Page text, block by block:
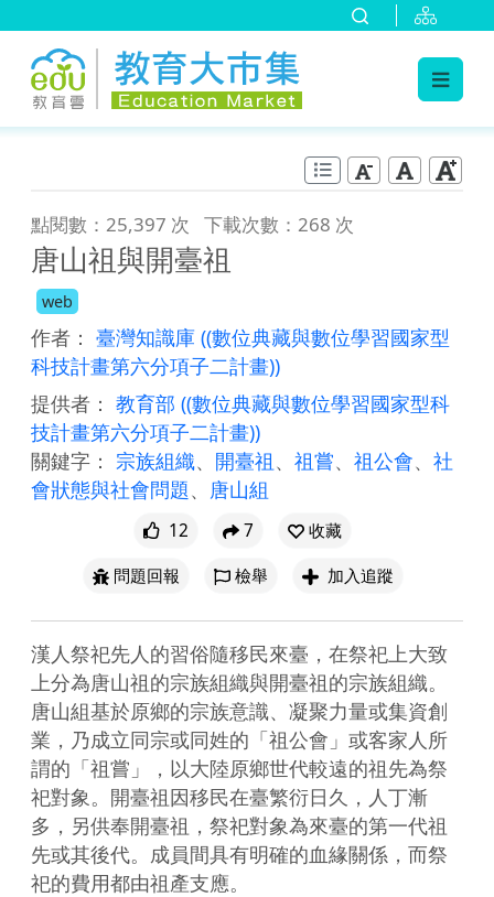
點閱數：25,397 次 下載次數：268 次
唐山祖與開臺祖
web
作者： 臺灣知識庫 ((數位典藏與數位學習國家型
科技計畫第六分項子二計畫))
提供者： 教育部 ((數位典藏與數位學習國家型科
技計畫第六分項子二計畫))
關鍵字： 宗族組織、 開臺祖 、 祖嘗、 祖公會、 社
會狀態與社會問題、 唐山組
12 7
收藏
問題回報
檢舉 加入追蹤
漢人祭祀先人的習俗隨移民來臺，在祭祀上大致
上分為唐山祖的宗族組織與開臺祖的宗族組織。
唐山組基於原鄉的宗族意識、凝聚力量或集資創
業，乃成立同宗或同姓的「祖公會」或客家人所
謂的「祖嘗」，以大陸原鄉世代較遠的祖先為祭
祀對象。開臺祖因移民在臺繁衍日久，人丁漸
多，另供奉開臺祖，祭祀對象為來臺的第一代祖
先或其後代。成員間具有明確的血緣關係，而祭
祀的費用都由祖產支應。